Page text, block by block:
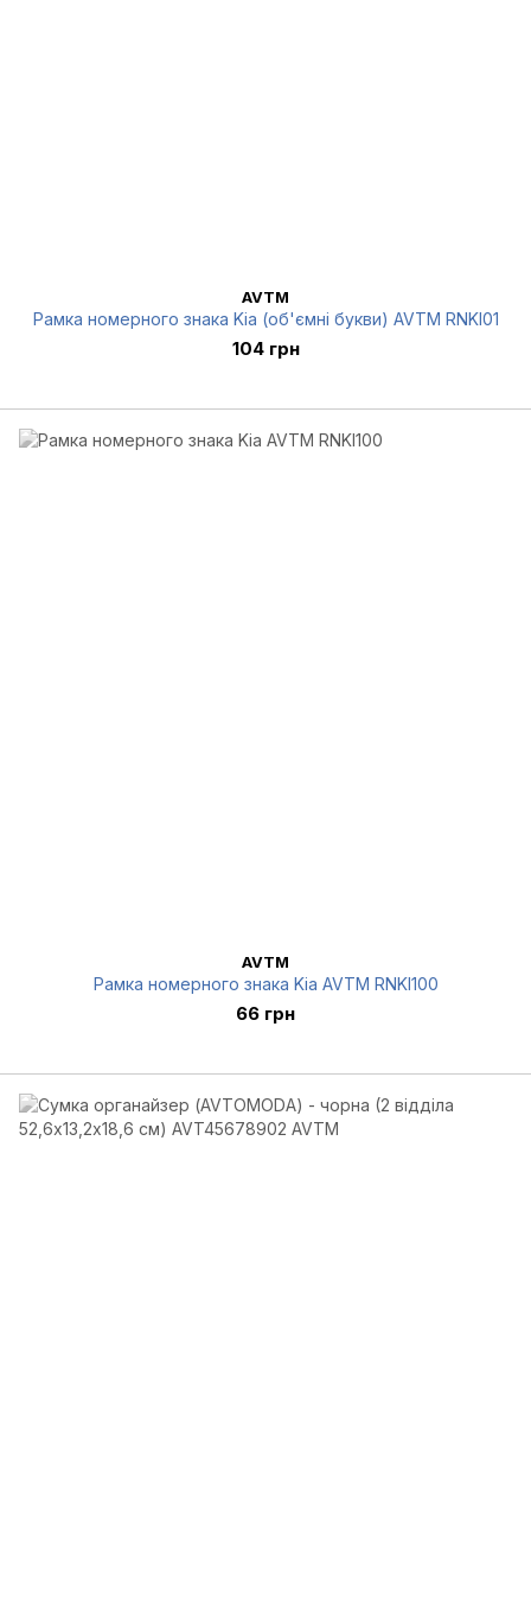
AVTM
Рамка номерного знака Kia (об'ємні букви) AVTM RNKI01
104 грн
AVTM
Рамка номерного знака Kia AVTM RNKI100
66 грн